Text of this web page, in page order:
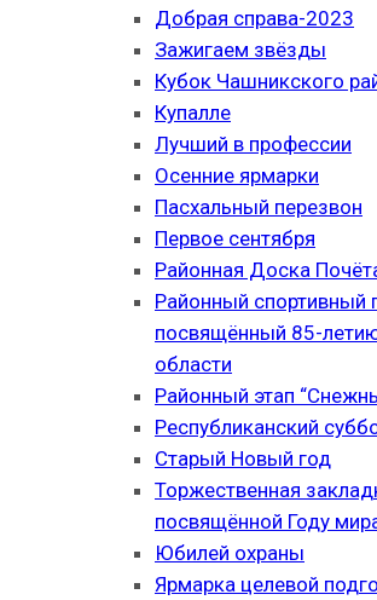
Добрая справа-2023
Зажигаем звёзды
Кубок Чашникского
Купалле
Лучший в профессии
Осенние ярмарки
Пасхальный перезвон
Первое сентября
Районная Доска
Районный спортивный
посвящённый 85-
области
Районный этап
Республиканский
Старый Новый год
Торжественная
посвящённой Году
Юбилей охраны
Ярмарка целевой